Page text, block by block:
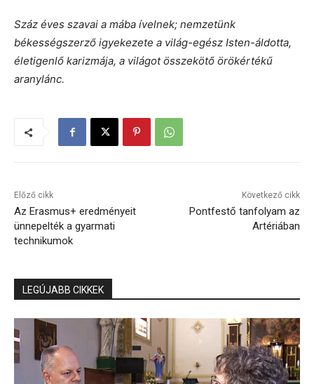
Száz éves szavai a mába ívelnek; nemzetünk
békességszerző igyekezete a világ-egész Isten-áldotta,
életigenlő karizmája, a világot összekötő örökértékű
aranylánc.
Előző cikk
Az Erasmus+ eredményeit
ünnepelték a gyarmati
technikumok
Következő cikk
Pontfestő tanfolyam az
Artériában
LEGÚJABB CIKKEK